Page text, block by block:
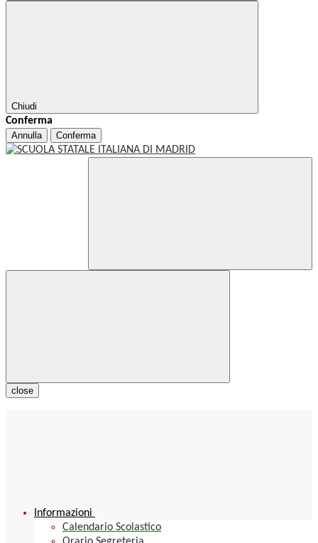
Chiudi
Conferma
Annulla Conferma
close
Informazioni
Calendario Scolastico